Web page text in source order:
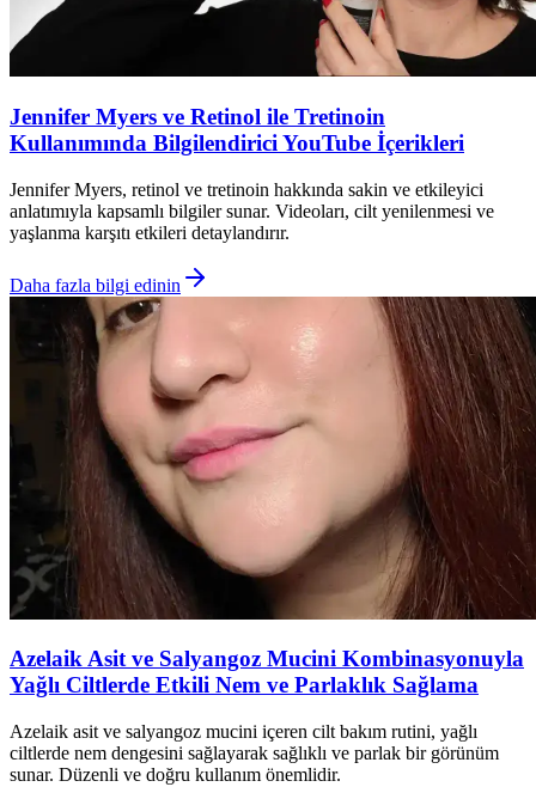
Jennifer Myers ve Retinol ile Tretinoin
Kullanımında Bilgilendirici YouTube İçerikleri
Jennifer Myers, retinol ve tretinoin hakkında sakin ve etkileyici
anlatımıyla kapsamlı bilgiler sunar. Videoları, cilt yenilenmesi ve
yaşlanma karşıtı etkileri detaylandırır.
Daha fazla bilgi edinin
Azelaik Asit ve Salyangoz Mucini Kombinasyonuyla
Yağlı Ciltlerde Etkili Nem ve Parlaklık Sağlama
Azelaik asit ve salyangoz mucini içeren cilt bakım rutini, yağlı
ciltlerde nem dengesini sağlayarak sağlıklı ve parlak bir görünüm
sunar. Düzenli ve doğru kullanım önemlidir.